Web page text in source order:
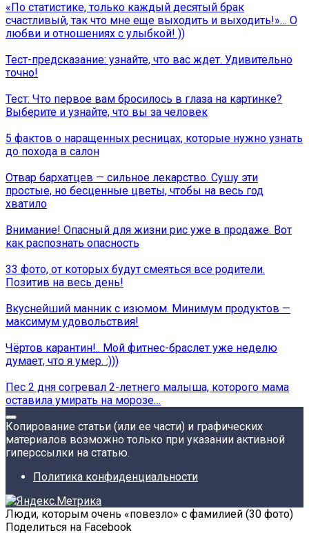
«По статистике, только каждый десятый брак
счастливый, так что мне еще выходить и выходить!»… О
любви и отношениях с улыбкой! ))
Тест-предсказание: узнайте, что вас ждет. Удивительно
точно!
Тест: Что первое вам бросилось в глаза на картинке?
Выберите и узнайте, что вы за человек
5 фактов о наращенных ресницах, которые нужно узнать
до похода в салон
Отвар бархатцев — сильное лекарство. Сушу эти
простые, но бесценные цветы, чтобы на весь год
хватило
Внимание! Опасный для жизни рис уже в продаже. Вот
как распознать опасность
33 фото, от которых будут смеяться все родители.
Позитив на весь день!
Вкуснейший манник с изюмом. Минимум продуктов —
максимум удовольствия!
Чёртов карантин!.. Мой фитнес-браслет уже неделю
думает, что я умер. :)))
Пес 2 дня согревал 2-летнего малыша, которого мама
оставила умирать на морозе…
Копирование статьи (или ее части) и графических
материалов возможно только при указании активной
гиперссылки на статью.
Политика конфиденциальности
Люди, которым очень «повезло» с фамилией (30 фото)
Поделиться на Facebook